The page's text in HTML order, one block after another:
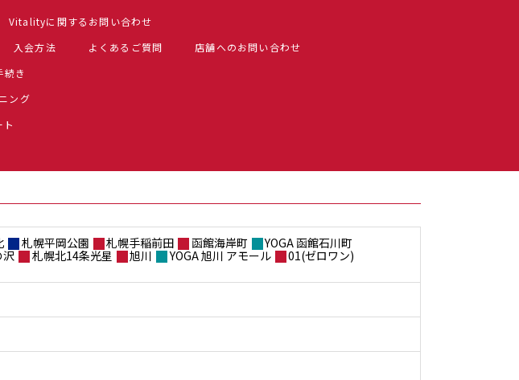
Vitalityに関するお問い合わせ
入会方法 よくあるご質問
店舗へのお問い合わせ
き
ング
札幌平岡公園 札幌手稲前田 函館海岸町
YOGA 函館石川町
沢 札幌北14条光星 旭川 YOGA 旭川 アモール
01(ゼロワン)